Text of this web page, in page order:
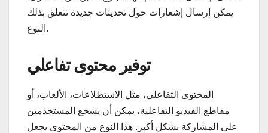
يمكن إرسال إشعارات حول تحديثات جديدة تتعلق بذلك
النوع.
توفير محتوى تفاعلي
المحتوى التفاعلي، مثل الاستطلاعات، الألعاب، أو
مقاطع الفيديو التفاعلية، يمكن أن يشجع المستخدمين
على المشاركة بشكل أكبر. هذا النوع من المحتوى يجعل